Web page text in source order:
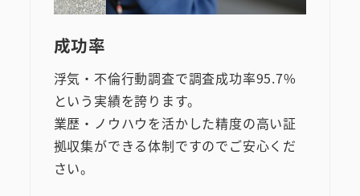
成功率
浮気・不倫行動調査で調査成功率95.7%
という実績を誇ります。
業歴・ノウハウを活かした精度の高い証
拠収集ができる体制ですのでご安心くだ
さい。